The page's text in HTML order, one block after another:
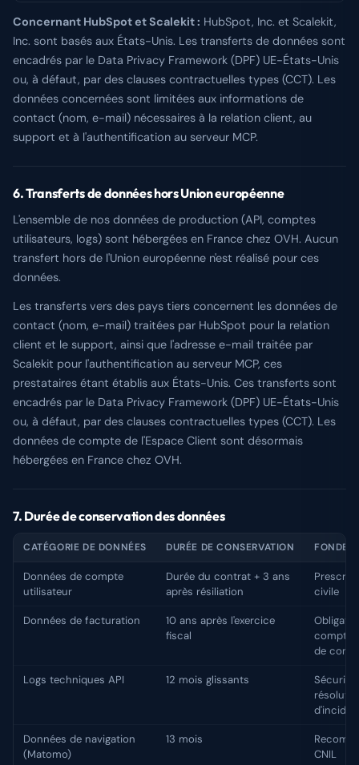
Concernant HubSpot et Scalekit : HubSpot, Inc. et Scalekit,
Inc. sont basés aux États-Unis. Les transferts de données sont
encadrés par le Data Privacy Framework (DPF) UE-États-Unis
ou, à défaut, par des clauses contractuelles types (CCT). Les
données concernées sont limitées aux informations de
contact (nom, e-mail) nécessaires à la relation client, au
support et à l'authentification au serveur MCP.
6. Transferts de données hors Union européenne
L'ensemble de nos données de production (API, comptes
utilisateurs, logs) sont hébergées en France chez OVH. Aucun
transfert hors de l'Union européenne n'est réalisé pour ces
données.
Les transferts vers des pays tiers concernent les données de
contact (nom, e-mail) traitées par HubSpot pour la relation
client et le support, ainsi que l'adresse e-mail traitée par
Scalekit pour l'authentification au serveur MCP, ces
prestataires étant établis aux États-Unis. Ces transferts sont
encadrés par le Data Privacy Framework (DPF) UE-États-Unis
ou, à défaut, par des clauses contractuelles types (CCT). Les
données de compte de l'Espace Client sont désormais
hébergées en France chez OVH.
7. Durée de conservation des données
CATÉGORIE DE DONNÉES DURÉE DE CONSERVATION
Données de compte
utilisateur
Durée du contrat + 3 ans
après résiliation
civile
Données de facturation
10 ans après l'exercice
fiscal
de
Logs techniques API 12 mois glissants
Sécurité
Données de navigation
(Matomo)
13 mois
CNIL